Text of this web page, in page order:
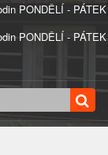
PONDĚLÍ - PÁTEK
PONDĚLÍ - PÁTEK